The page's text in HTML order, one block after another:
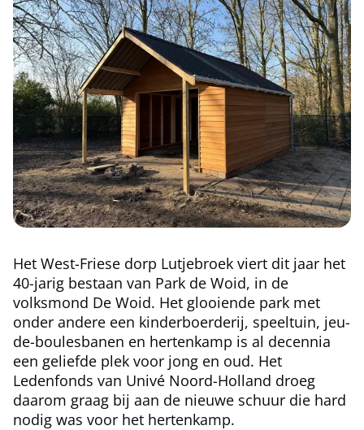
Het West-Friese dorp Lutjebroek viert dit jaar het
40-jarig bestaan van Park de Woid, in de
volksmond De Woid. Het glooiende park met
onder andere een kinderboerderij, speeltuin, jeu-
de-boulesbanen en hertenkamp is al decennia
een geliefde plek voor jong en oud. Het
Ledenfonds van Univé Noord-Holland droeg
daarom graag bij aan de nieuwe schuur die hard
nodig was voor het hertenkamp.